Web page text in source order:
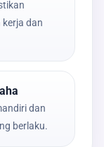
dan
dan
berlaku.